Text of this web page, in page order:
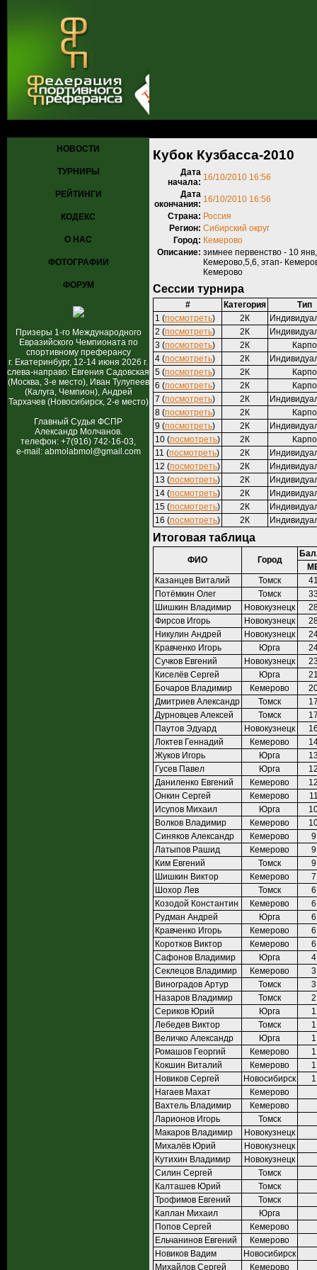
НОВОСТИ
ТУРНИРЫ
РЕЙТИНГИ
КОДЕКС
О НАС
ФОТОГРАФИИ
ФОРУМ
Призеры 1-го Международного
Евразийского Чемпионата по
спортивному преферансу
г. Екатеринбург, 12-14 июня 2026 г.
слева-направо: Евгения Садовская
(Москва, 3-е место), Иван Тулупеев
(Калуга, Чемпион), Андрей
Тархачев (Новосибирск, 2-е место)
Главный Судья ФСПР
Александр Молчанов.
телефон: +7(916) 742-16-03,
e-mail: abmolabmol@gmail.com
Кубок Кузбасса-2010
Дата
начала: 16/10/2010 16:56
Дата
окончания: 16/10/2010 16:56
Страна: Россия
Регион: Сибирский округ
Город: Кемерово
Описание: зимнее первенство - 10
Кемерово,5,6, этап-
Кемерово
Сессии турнира
# Категория
Тип
1 (посмотреть) 2К
2 (посмотреть) 2К
3 (посмотреть) 2К
Карпо
4 (посмотреть) 2К
5 (посмотреть) 2К
Карпо
6 (посмотреть) 2К
Карпо
7 (посмотреть) 2К
8 (посмотреть) 2К
Карпо
9 (посмотреть) 2К
10 (посмотреть) 2К
Карпо
11 (посмотреть) 2К
12 (посмотреть) 2К
13 (посмотреть) 2К
14 (посмотреть) 2К
15 (посмотреть) 2К
16 (посмотреть) 2К
Итоговая таблица
ФИО Город
Казанцев Виталий
Томск
Потёмкин Олег
Томск
Шишкин Владимир
Новокузнецк
Фирсов Игорь
Новокузнецк
Никулин Андрей
Новокузнецк
Кравченко Игорь
Юрга
Сучков Евгений
Новокузнецк
Киселёв Сергей
Юрга
Бочаров Владимир
Кемерово
Дмитриев Александр
Томск
Дурновцев Алексей
Томск
Паутов Эдуард
Новокузнецк
Локтев Геннадий
Кемерово
Жуков Игорь
Юрга
Гусев Павел
Юрга
Даниленко Евгений
Кемерово
Онкин Сергей
Кемерово
Исупов Михаил
Юрга
Волков Владимир
Кемерово
Синяков Александр
Кемерово
9
Латыпов Рашид
Кемерово
9
Ким Евгений
Томск
9
Шишкин Виктор
Кемерово
7
Шохор Лев
Томск
6
Козодой Константин
Кемерово
6
Рудман Андрей
Юрга
6
Кравченко Игорь
Кемерово
6
Коротков Виктор
Кемерово
6
Сафонов Владимир
Юрга
4
Секлецов Владимир
Кемерово
3
Виноградов Артур
Томск
3
Назаров Владимир
Томск
2
Сериков Юрий
Юрга
1
Лебедев Виктор
Томск
1
Величко Александр
Юрга
1
Ромашов Георгий
Кемерово
1
Кокшин Виталий
Кемерово
1
Новиков Сергей
Новосибирск
1
Нагаев Махат
Кемерово
Вахтель Владимир
Кемерово
Ларионов Игорь
Томск
Макаров Владимир
Новокузнецк
Михалёв Юрий
Новокузнецк
Кутихин Владимир
Новокузнецк
Силин Сергей
Томск
Калташев Юрий
Томск
Трофимов Евгений
Томск
Каплан Михаил
Юрга
Попов Сергей
Кемерово
Ельчанинов Евгений
Кемерово
Новиков Вадим
Новосибирск
Михайлов Сергей
Кемерово